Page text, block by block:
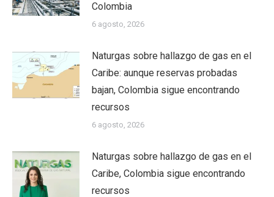
Colombia
6 agosto, 2026
Naturgas sobre hallazgo de gas en el
Caribe: aunque reservas probadas
bajan, Colombia sigue encontrando
recursos
6 agosto, 2026
Naturgas sobre hallazgo de gas en el
Caribe, Colombia sigue encontrando
recursos